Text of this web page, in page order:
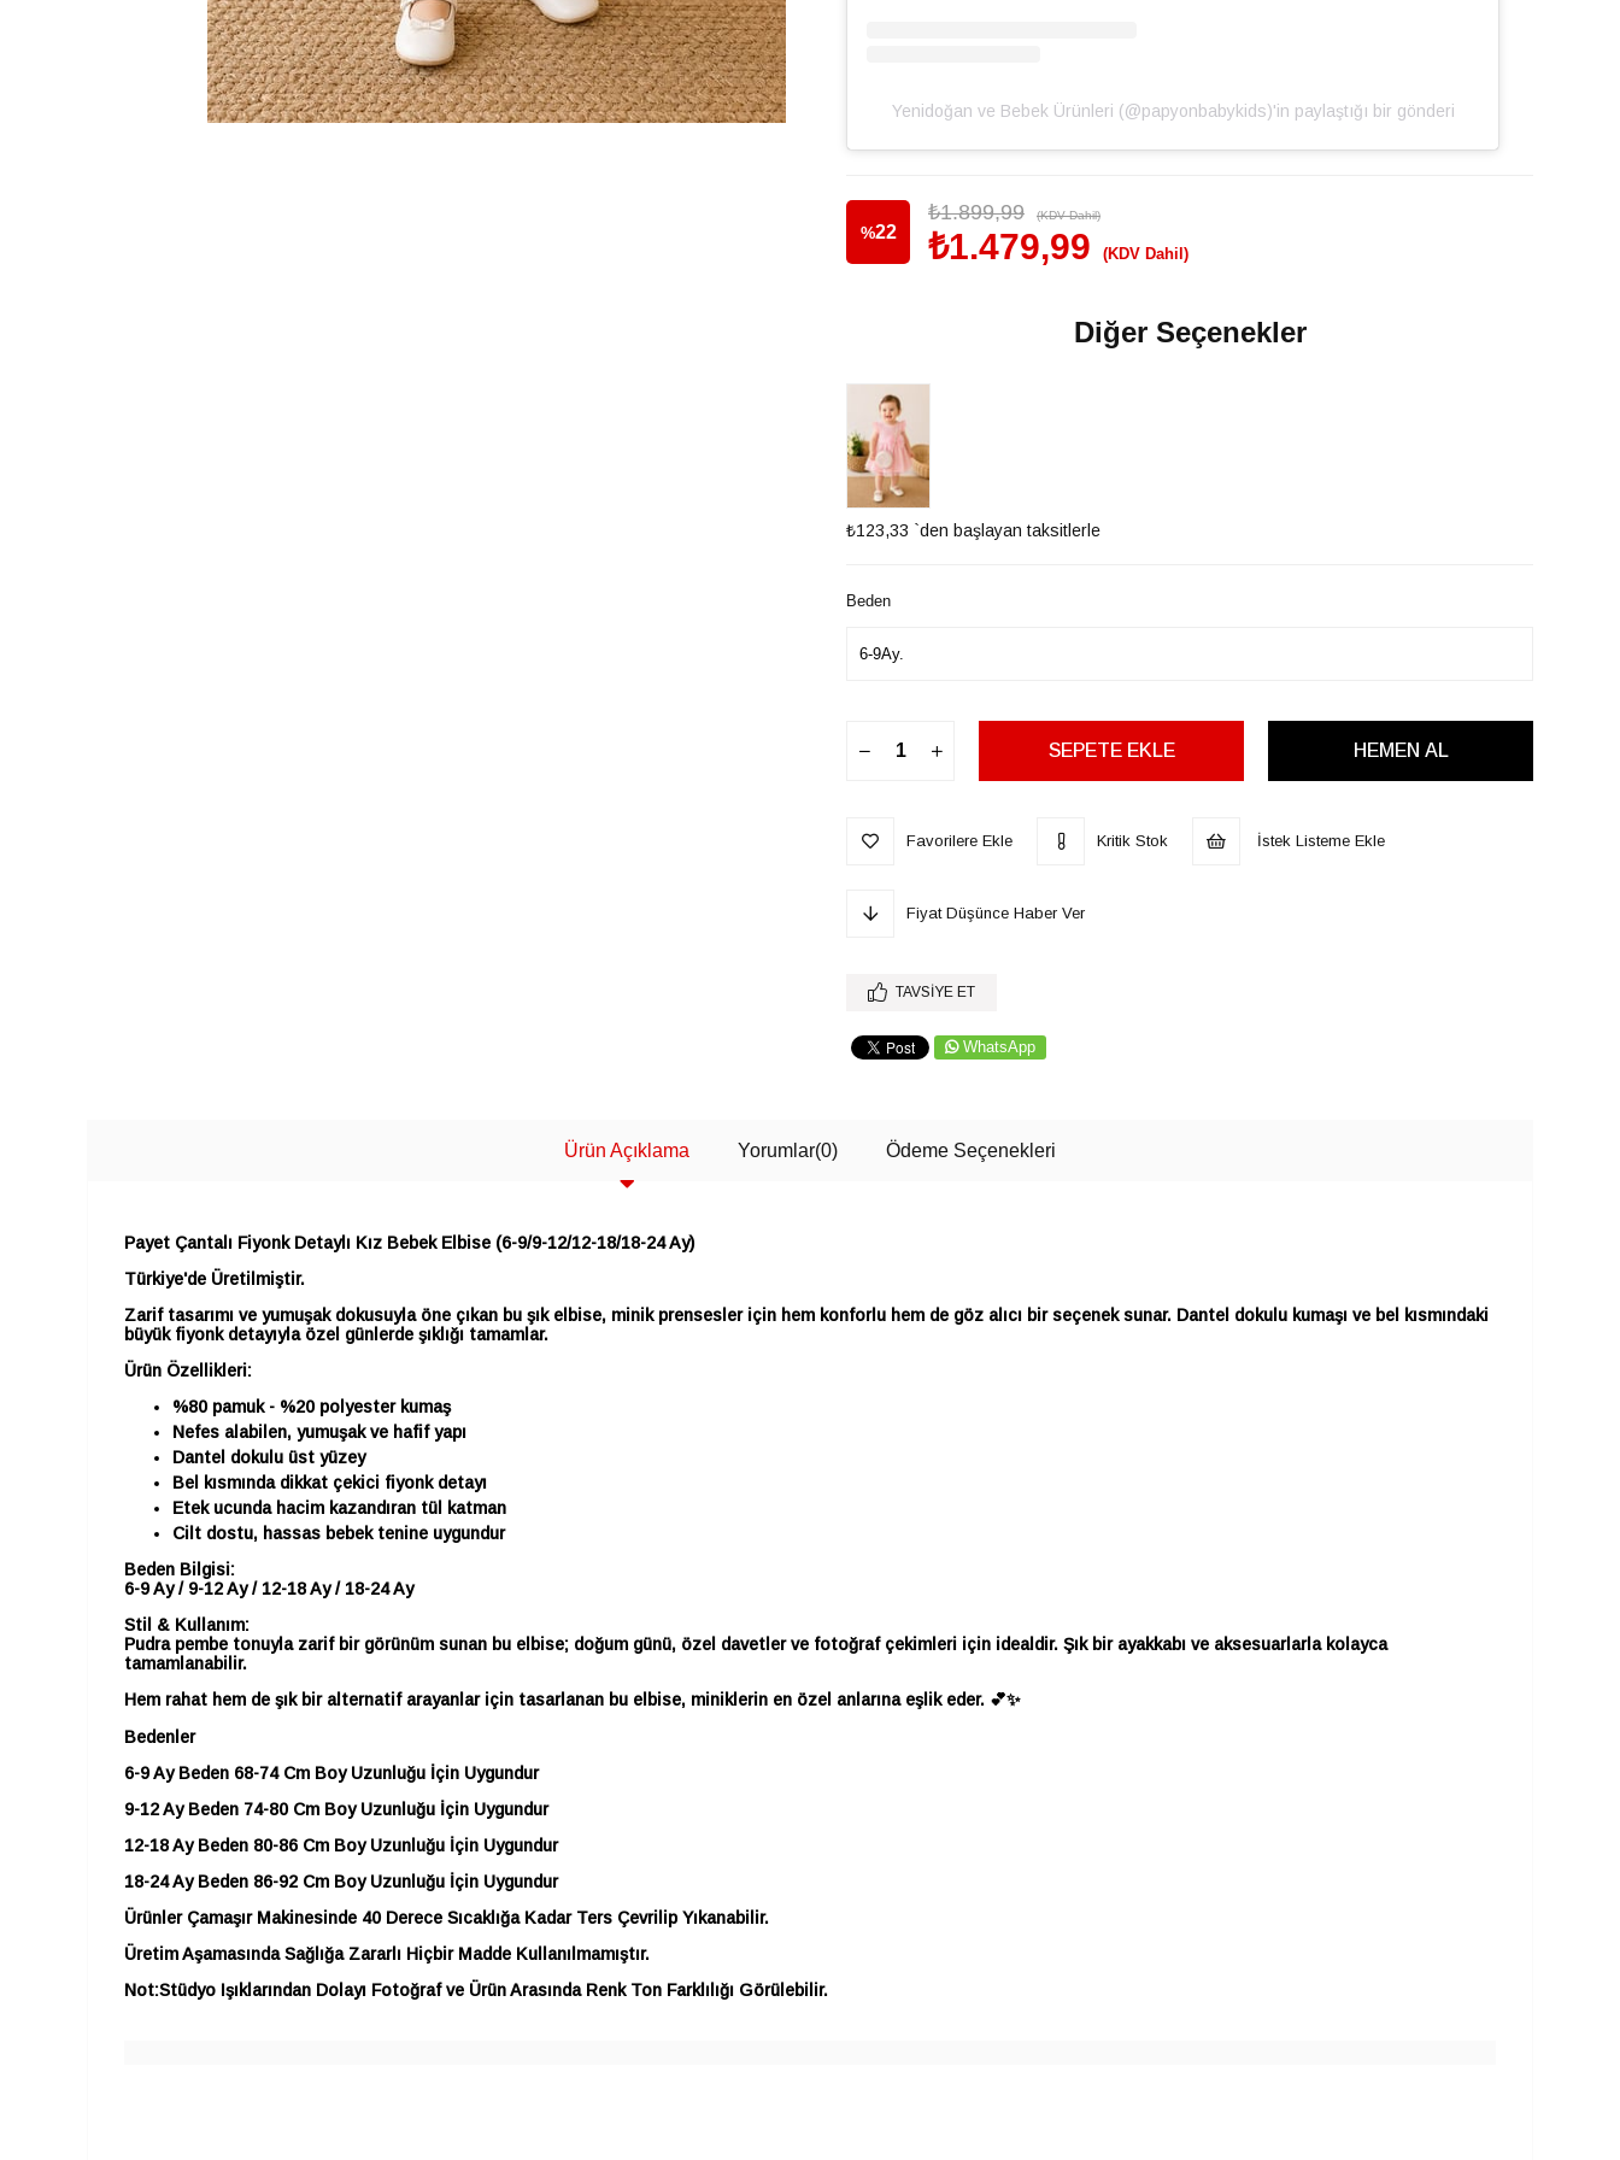
Yenidoğan ve Bebek Ürünleri (@papyonbabykids)'in paylaştığı bir gönderi
%22
₺1.899,99 (KDV Dahil)
₺1.479,99 (KDV Dahil)
Diğer Seçenekler
₺123,33 `den başlayan taksitlerle
Beden
Favorilere Ekle Kritik Stok İstek Listeme Ekle
Fiyat Düşünce Haber Ver
TAVSIYE ET
WhatsApp
Ürün Açıklama Yorumlar(0) Ödeme Seçenekleri
Payet Çantalı Fiyonk Detaylı Kız Bebek Elbise (6-9/9-12/12-18/18-24 Ay)
Türkiye'de Üretilmiştir.
Zarif tasarımı ve yumuşak dokusuyla öne çıkan bu şık elbise, minik prensesler için hem konforlu hem de göz alıcı bir seçenek sunar. Dantel dokulu kumaşı ve bel kısmındaki
büyük fiyonk detayıyla özel günlerde şıklığı tamamlar.
Ürün Özellikleri:
%80 pamuk - %20 polyester kumaş
Nefes alabilen, yumuşak ve hafif yapı
Dantel dokulu üst yüzey
Bel kısmında dikkat çekici fiyonk detayı
Etek ucunda hacim kazandıran tül katman
Cilt dostu, hassas bebek tenine uygundur
Beden Bilgisi:
6-9 Ay / 9-12 Ay / 12-18 Ay / 18-24 Ay
Stil & Kullanım:
Pudra pembe tonuyla zarif bir görünüm sunan bu elbise; doğum günü, özel davetler ve fotoğraf çekimleri için idealdir. Şık bir ayakkabı ve aksesuarlarla kolayca
tamamlanabilir.
Hem rahat hem de şık bir alternatif arayanlar için tasarlanan bu elbise, miniklerin en özel anlarına eşlik eder. 💕✨
Bedenler
6-9 Ay Beden 68-74 Cm Boy Uzunluğu İçin Uygundur
9-12 Ay Beden 74-80 Cm Boy Uzunluğu İçin Uygundur
12-18 Ay Beden 80-86 Cm Boy Uzunluğu İçin Uygundur
18-24 Ay Beden 86-92 Cm Boy Uzunluğu İçin Uygundur
Ürünler Çamaşır Makinesinde 40 Derece Sıcaklığa Kadar Ters Çevrilip Yıkanabilir.
Üretim Aşamasında Sağlığa Zararlı Hiçbir Madde Kullanılmamıştır.
Not:Stüdyo Işıklarından Dolayı Fotoğraf ve Ürün Arasında Renk Ton Farklılığı Görülebilir.